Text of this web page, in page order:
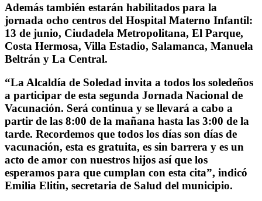
Además también estarán habilitados para la
jornada ocho centros del Hospital Materno Infantil:
13 de junio, Ciudadela Metropolitana, El Parque,
Costa Hermosa, Villa Estadio, Salamanca, Manuela
Beltrán y La Central.
“La Alcaldía de Soledad invita a todos los soledeños
a participar de esta segunda Jornada Nacional de
Vacunación. Será continua y se llevará a cabo a
partir de las 8:00 de la mañana hasta las 3:00 de la
tarde. Recordemos que todos los días son días de
vacunación, esta es gratuita, es sin barrera y es un
acto de amor con nuestros hijos así que los
esperamos para que cumplan con esta cita”, indicó
Emilia Elitin, secretaria de Salud del municipio.